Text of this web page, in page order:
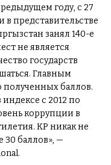
году, с 27
представительстве
занял 140-е
не является
государств
Главным
полученных баллов.
с 2012 по
коррупции в
КР никак не
30 баллов», —